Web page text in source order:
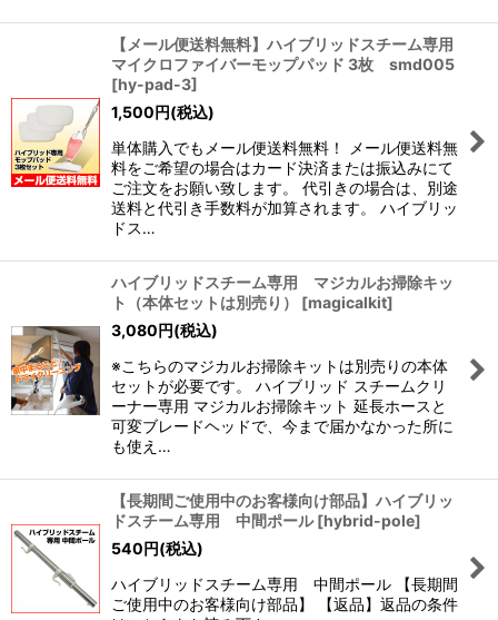
【メール便送料無料】ハイブリッドスチーム専用
マイクロファイバーモップパッド 3枚 smd005
[hy-pad-3]
1,500円(税込)
単体購入でもメール便送料無料！ メール便送料無
料をご希望の場合はカード決済または振込みにて
ご注文をお願い致します。 代引きの場合は、別途
送料と代引き手数料が加算されます。 ハイブリッ
ドス…
ハイブリッドスチーム専用 マジカルお掃除キッ
ト（本体セットは別売り）
[magicalkit]
3,080円(税込)
※こちらのマジカルお掃除キットは別売りの本体
セットが必要です。 ハイブリッド スチームクリ
ーナー専用 マジカルお掃除キット 延長ホースと
可変ブレードヘッドで、今まで届かなかった所に
も使え…
【長期間ご使用中のお客様向け部品】ハイブリッ
ドスチーム専用 中間ポール [hybrid-pole]
540円(税込)
ハイブリッドスチーム専用 中間ポール 【長期間
ご使用中のお客様向け部品】 【返品】返品の条件